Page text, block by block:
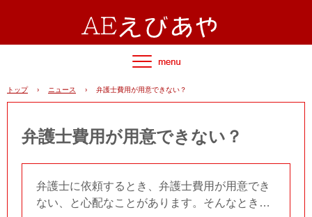
トップ › ニュース › 弁護士費用が用意できない？
弁護士費用が用意できない？
弁護士に依頼するとき、弁護士費用が用意でき
ない、と心配なことがあります。そんなとき…